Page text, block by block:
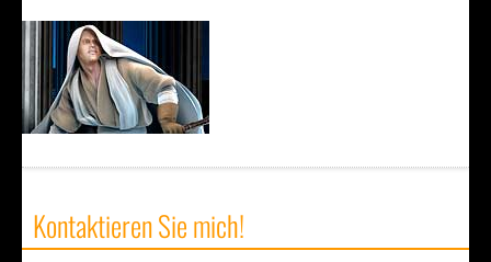
Kontaktieren Sie mich!